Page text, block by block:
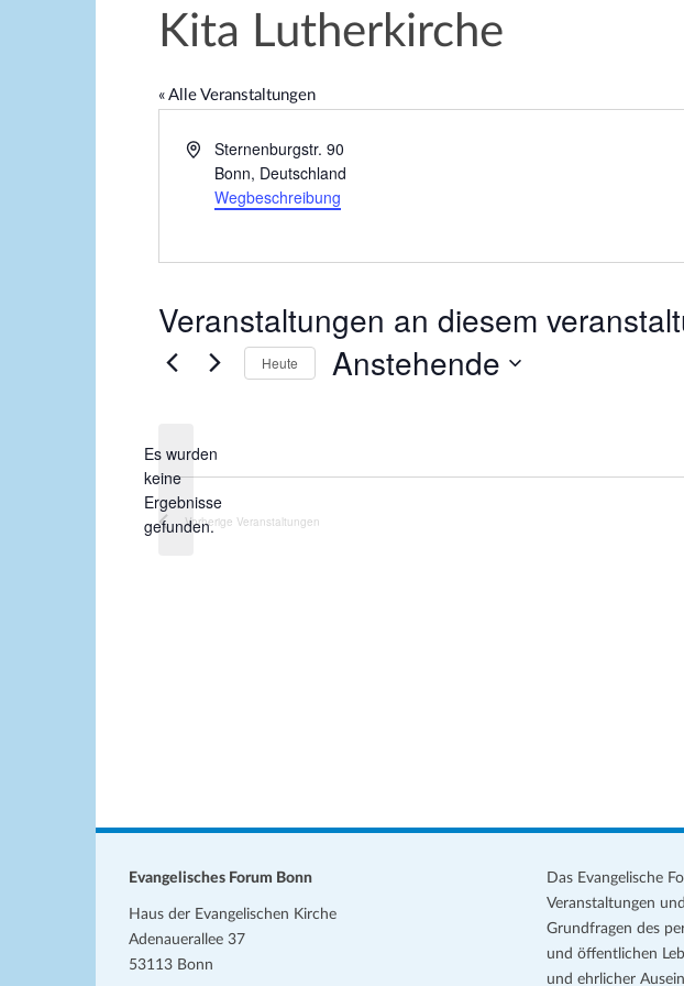
Kita Lutherkirche
« Alle Veranstaltungen
A
s
Sternenburgstr. 90
Bonn, Deutschland
Wegbeschreibung
Veranstaltungen an diesem
H
i
Es wurden
keine
Ergebnisse
gefunden.
Heute Anstehende
u
Vorherige Veranstaltungen
Evangelisches Forum Bonn
Haus der Evangelischen Kirche
Adenauerallee 37
53113 Bonn
Das Evangelische
Veranstaltungen
Grundfragen des
und öffentlichen
und ehrlicher